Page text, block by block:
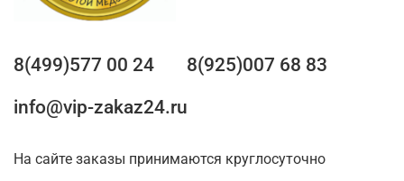
8(499)577 00 24
8(925)007 68 83
info@vip-zakaz24.ru
На сайте заказы принимаются круглосуточно